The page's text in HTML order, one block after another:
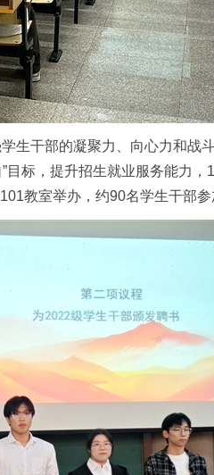
生干部的凝聚力、向心力和战
标，提升招生就业服务能力，
教室举办，约90名学生干部参